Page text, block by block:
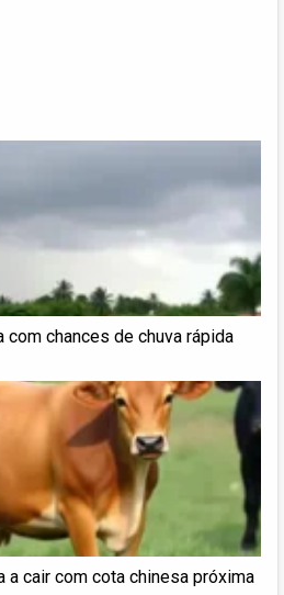
chances de chuva rápida
a cair com cota chinesa próxima